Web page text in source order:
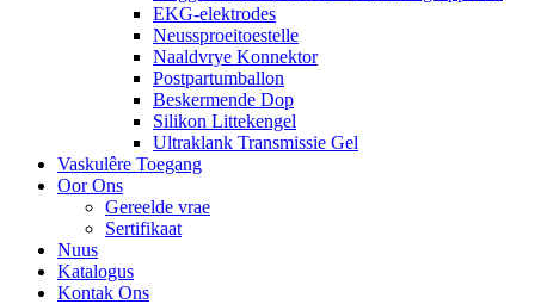
EKG-elektrodes
Neussproeitoestelle
Naaldvrye Konnektor
Postpartumballon
Beskermende Dop
Silikon Littekengel
Ultraklank Transmissie Gel
Vaskulêre Toegang
Oor Ons
Gereelde vrae
Sertifikaat
Nuus
Katalogus
Kontak Ons